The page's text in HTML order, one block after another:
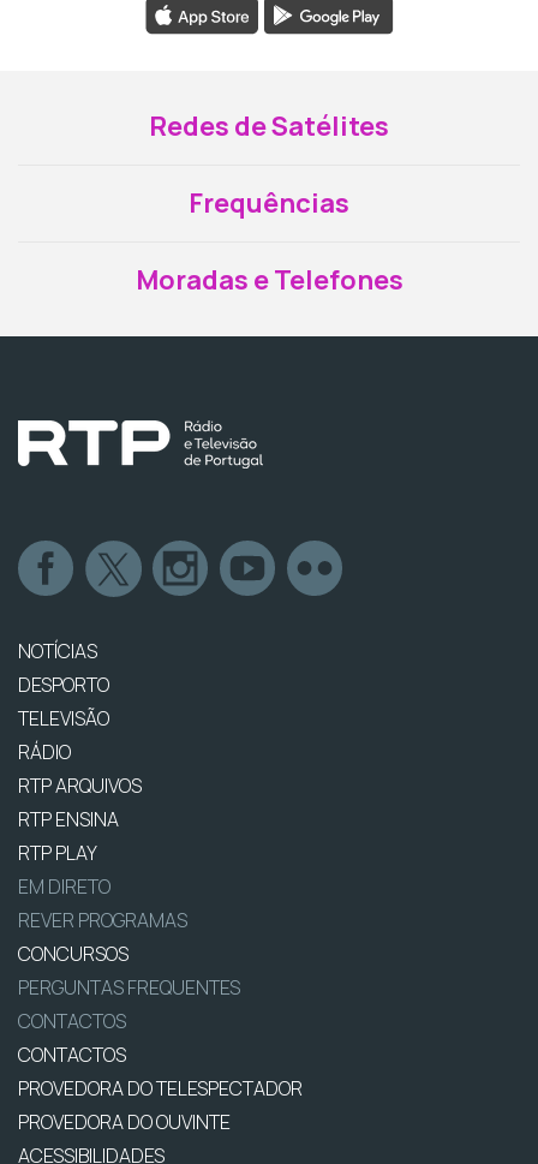
Redes de Satélites
Frequências
Moradas e Telefones
NOTÍCIAS
DESPORTO
TELEVISÃO
RÁDIO
RTP ARQUIVOS
RTP ENSINA
RTP PLAY
EM DIRETO
REVER PROGRAMAS
CONCURSOS
PERGUNTAS FREQUENTES
CONTACTOS
CONTACTOS
PROVEDORA DO TELESPECTADOR
PROVEDORA DO OUVINTE
ACESSIBILIDADES